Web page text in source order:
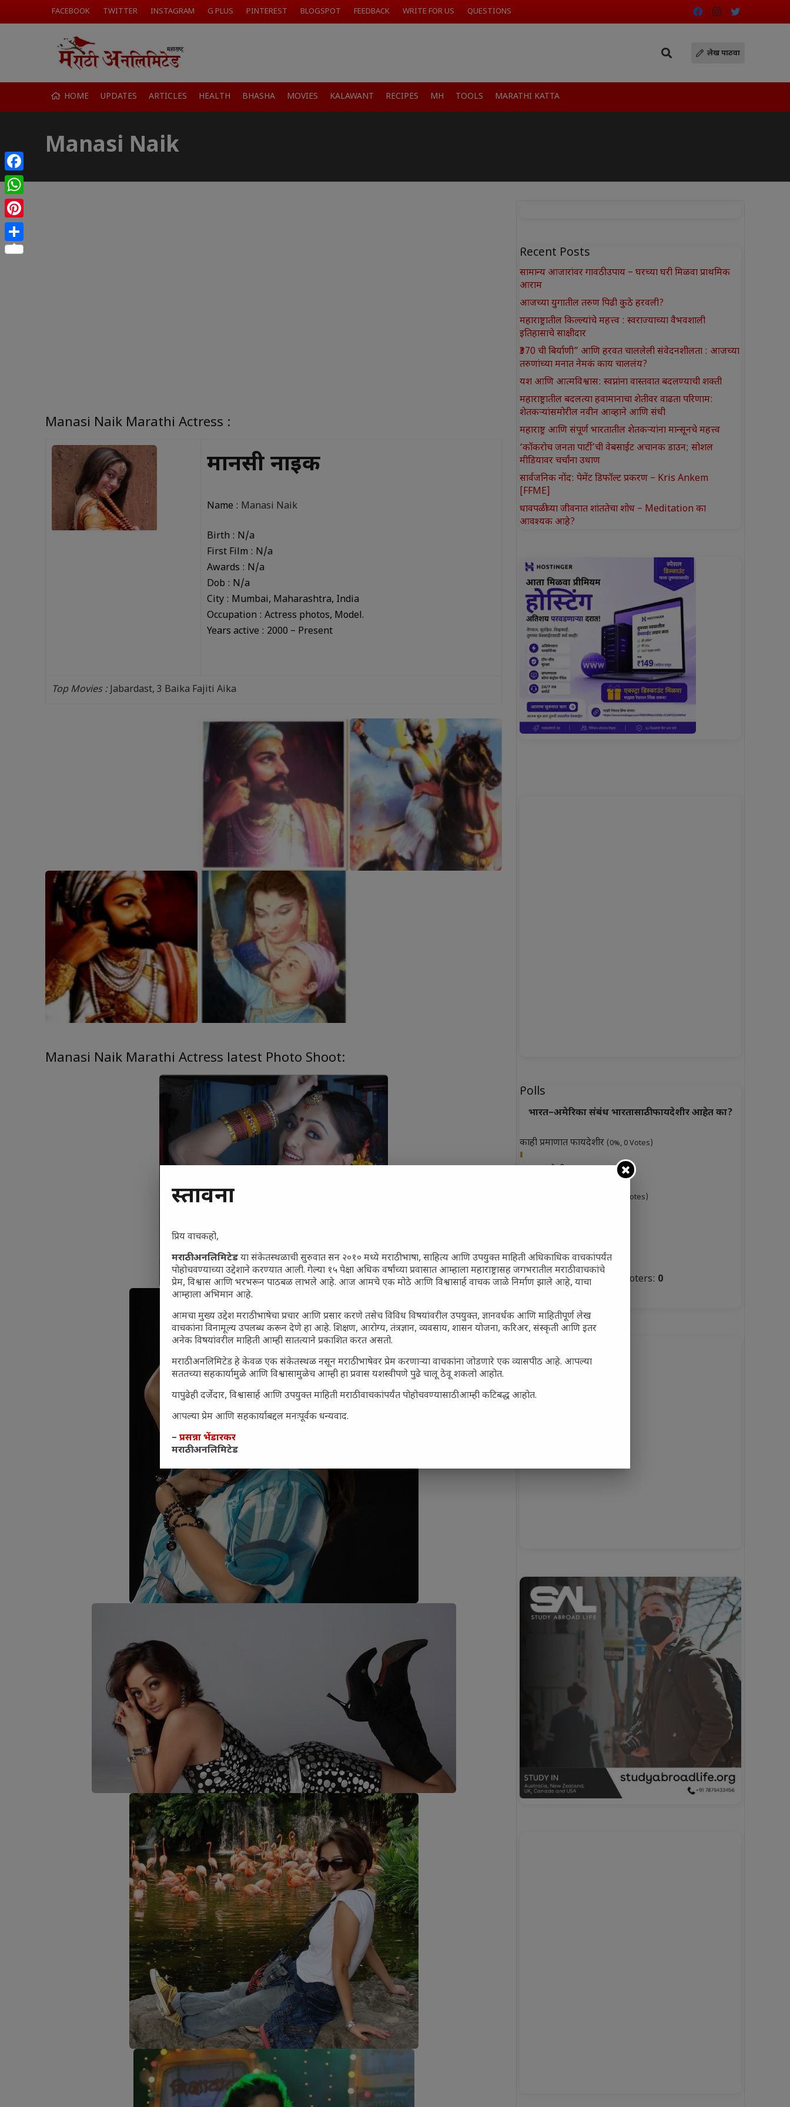
FACEBOOK TWITTER INSTAGRAM G PLUS PINTEREST BLOGSPOT FEEDBACK WRITE FOR US QUESTIONS
लेख पाठवा
HOME UPDATES ARTICLES HEALTH BHASHA MOVIES KALAWANT RECIPES MH TOOLS MARATHI KATTA
Manasi Naik
Manasi Naik Marathi Actress :
मानसी नाइक
Name : Manasi Naik
Birth : N/a
First Film : N/a
Awards : N/a
Dob : N/a
City : Mumbai, Maharashtra, India
Occupation : Actress photos, Model.
Years active : 2000 – Present
Top Movies :Jabardast, 3 Baika Fajiti Aika
Manasi Naik Marathi Actress latest Photo Shoot:
Recent Posts
सामान्य आजारांवर गावठी उपाय – घरच्या घरी मिळवा प्राथमिक
आराम
आजच्या युगातील तरुण पिढी कुठे हरवली?
महाराष्ट्रातील किल्ल्यांचे महत्त्व : स्वराज्याच्या वैभवशाली
इतिहासाचे साक्षीदार
₹370 ची बिर्याणी” आणि हरवत चाललेली संवेदनशीलता : आजच्या
तरुणांच्या मनात नेमकं काय चाललंय?
यश आणि आत्मविश्वास: स्वप्नांना वास्तवात बदलण्याची शक्ती
महाराष्ट्रातील बदलत्या हवामानाचा शेतीवर वाढता परिणाम:
शेतकऱ्यांसमोरील नवीन आव्हाने आणि संधी
महाराष्ट्र आणि संपूर्ण भारतातील शेतकऱ्यांना मान्सूनचे महत्त्व
‘कॉकरोच जनता पार्टी’ची वेबसाईट अचानक डाउन; सोशल
मीडियावर चर्चांना उधाण
सार्वजनिक नोंद: पेमेंट डिफॉल्ट प्रकरण – Kris Ankem
[FFME]
धावपळीच्या जीवनात शांततेचा शोध – Meditation का
आवश्यक आहे?
Polls
भारत–अमेरिका संबंध भारतासाठी फायदेशीर आहेत का?
काही प्रमाणात फायदेशीर (0%, 0 Votes)
(0%, 3 Votes)
(0%, 0 Votes)
तटस्थ(0%, 3 Votes)
Total Voters: 0
Facebook
WhatsApp
Pinterest
Share
प्रस्तावना
प्रिय वाचकहो,
मराठी अनलिमिटेडया संकेतस्थळाची सुरुवात सन २०१० मध्ये मराठी भाषा, साहित्य आणि उपयुक्त माहिती अधिकाधिक वाचकांपर्यंत
पोहोचवण्याच्या उद्देशाने करण्यात आली. गेल्या १५ पेक्षा अधिक वर्षांच्या प्रवासात आम्हाला महाराष्ट्रासह जगभरातील मराठी वाचकांचे
प्रेम, विश्वास आणि भरभरून पाठबळ लाभले आहे. आज आमचे एक मोठे आणि विश्वासार्ह वाचक जाळे निर्माण झाले आहे, याचा
आम्हाला अभिमान आहे.
आमचा मुख्य उद्देश मराठी भाषेचा प्रचार आणि प्रसार करणे तसेच विविध विषयांवरील उपयुक्त, ज्ञानवर्धक आणि माहितीपूर्ण लेख
वाचकांना विनामूल्य उपलब्ध करून देणे हा आहे. शिक्षण, आरोग्य, तंत्रज्ञान, व्यवसाय, शासन योजना, करिअर, संस्कृती आणि इतर
अनेक विषयांवरील माहिती आम्ही सातत्याने प्रकाशित करत असतो.
मराठी अनलिमिटेड हे केवळ एक संकेतस्थळ नसून मराठी भाषेवर प्रेम करणाऱ्या वाचकांना जोडणारे एक व्यासपीठ आहे. आपल्या
सततच्या सहकार्यामुळे आणि विश्वासामुळेच आम्ही हा प्रवास यशस्वीपणे पुढे चालू ठेवू शकलो आहोत.
यापुढेही दर्जेदार, विश्वासार्ह आणि उपयुक्त माहिती मराठी वाचकांपर्यंत पोहोचवण्यासाठी आम्ही कटिबद्ध आहोत.
आपल्या प्रेम आणि सहकार्याबद्दल मनःपूर्वक धन्यवाद.
– प्रसन्ना भेंडारकर
मराठी अनलिमिटेड